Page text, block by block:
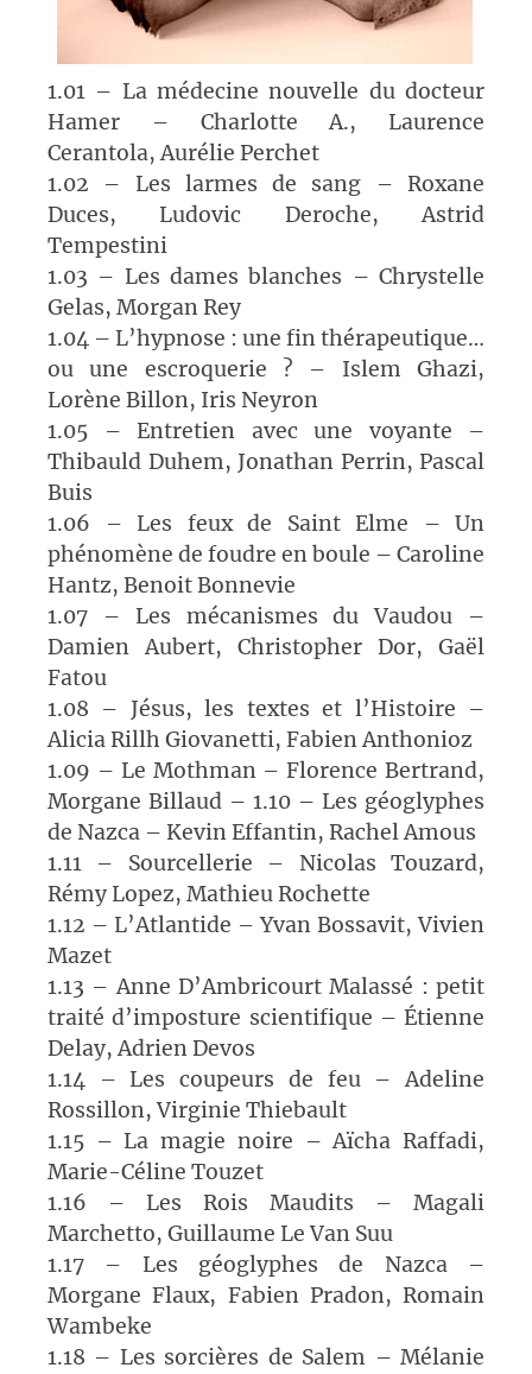
1.01 – La médecine nouvelle du docteur
Hamer – Charlotte A., Laurence
Cerantola, Aurélie Perchet
1.02 – Les larmes de sang – Roxane
Duces, Ludovic Deroche, Astrid
Tempestini
1.03 – Les dames blanches – Chrystelle
Gelas, Morgan Rey
1.04 – L’hypnose : une fin thérapeutique…
ou une escroquerie ? – Islem Ghazi,
Lorène Billon, Iris Neyron
1.05 – Entretien avec une voyante –
Thibauld Duhem, Jonathan Perrin, Pascal
Buis
1.06 – Les feux de Saint Elme – Un
phénomène de foudre en boule – Caroline
Hantz, Benoit Bonnevie
1.07 – Les mécanismes du Vaudou –
Damien Aubert, Christopher Dor, Gaël
Fatou
1.08 – Jésus, les textes et l’Histoire –
Alicia Rillh Giovanetti, Fabien Anthonioz
1.09 – Le Mothman – Florence Bertrand,
Morgane Billaud – 1.10 – Les géoglyphes
de Nazca – Kevin Effantin, Rachel Amous
1.11 – Sourcellerie – Nicolas Touzard,
Rémy Lopez, Mathieu Rochette
1.12 – L’Atlantide – Yvan Bossavit, Vivien
Mazet
1.13 – Anne D’Ambricourt Malassé : petit
traité d’imposture scientifique – Étienne
Delay, Adrien Devos
1.14 – Les coupeurs de feu – Adeline
Rossillon, Virginie Thiebault
1.15 – La magie noire – Aïcha Raffadi,
Marie-Céline Touzet
1.16 – Les Rois Maudits – Magali
Marchetto, Guillaume Le Van Suu
1.17 – Les géoglyphes de Nazca –
Morgane Flaux, Fabien Pradon, Romain
Wambeke
1.18 – Les sorcières de Salem – Mélanie